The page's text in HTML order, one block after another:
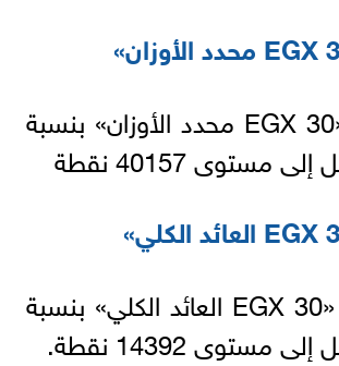
وزاد مؤشر «EGX 30 محدد الأوزان» بنسبة
وقفز مؤشر «EGX 30 العائد الكلي» بنسبة